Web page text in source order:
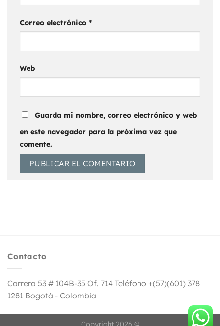
Correo electrónico *
Web
Guarda mi nombre, correo electrónico y web
en este navegador para la próxima vez que
comente.
Contacto
Carrera 53 # 104B-35 Of. 714 Teléfono +(57)(601) 378
1281 Bogotá - Colombia
Copyright 2026 ©